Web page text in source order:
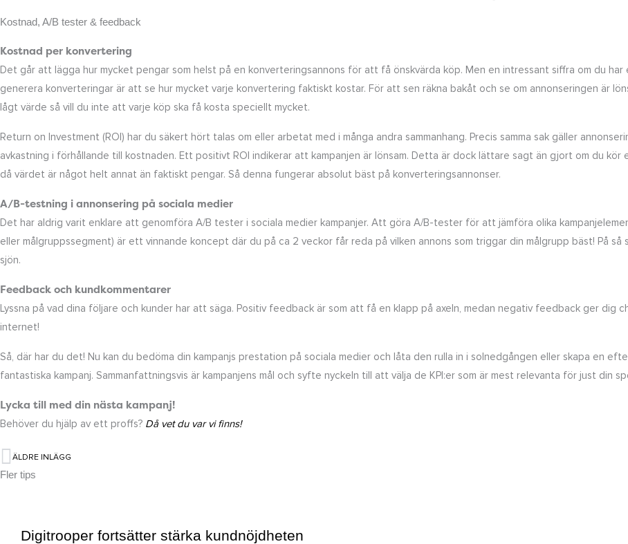
Kostnad, A/B tester & feedback
Kostnad per konvertering
Det går att lägga hur mycket pengar som helst på en konverteringsannons för att få önskvärda köp. Men en intressant siffra om du har
generera konverteringar är att se hur mycket varje konvertering faktiskt kostar. För att sen räkna bakåt och se om annonseringen är
lågt värde så vill du inte att varje köp ska få kosta speciellt mycket.
Return on Investment (ROI) har du säkert hört talas om eller arbetat med i många andra sammanhang. Precis samma sak gäller
avkastning i förhållande till kostnaden. Ett positivt ROI indikerar att kampanjen är lönsam. Detta är dock lättare sagt än gjort om du kör
då värdet är något helt annat än faktiskt pengar. Så denna fungerar absolut bäst på konverteringsannonser.
A/B-testning i annonsering på sociala medier
Det har aldrig varit enklare att genomföra A/B tester i sociala medier kampanjer. Att göra A/B-tester för att jämföra olika
eller målgruppssegment) är ett vinnande koncept där du på ca 2 veckor får reda på vilken annons som triggar din målgrupp bäst! På
sjön.
Feedback och kundkommentarer
Lyssna på vad dina följare och kunder har att säga. Positiv feedback är som att få en klapp på axeln, medan negativ feedback ger dig
internet!
Så, där har du det! Nu kan du bedöma din kampanjs prestation på sociala medier och låta den rulla in i solnedgången eller skapa en
fantastiska kampanj. Sammanfattningsvis är kampanjens mål och syfte nyckeln till att välja de KPI:er som är mest relevanta för just din
Lycka till med din nästa kampanj!
Behöver du hjälp av ett proffs? Då vet du var vi finns!
Föregående
ÄLDRE INLÄGG
Fler tips
Digitrooper fortsätter stärka kundnöjdheten